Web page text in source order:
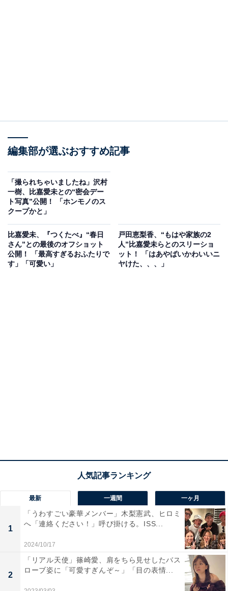
編集部が選ぶおすすめ記事
「撮られちゃいましたね」沢村
一樹、比嘉愛未との“密会デー
ト写真”公開！ 「ホンモノのス
クープかと」
比嘉愛未、『つくたべ』“春日
さん”との最後のオフショット
公開！ 「最高すぎるおふたりで
す」「可愛い」
戸田恵梨香、“もはや家族の2
人”比嘉愛未らとのスリーショ
ット！ 「はあやばいかわいいニ
ヤけた、、、」
最新 一週間 一ヶ月
1
「うわすごい豪華メンバー」木梨憲武、ヒロミ
へ「連絡ください！」呼び掛ける。ISS...
2024/10/17
2
「リアル天使」篠崎愛、肩をちら見せしたバス
ローブ姿に「可愛すぎんぞ～」「目の表情...